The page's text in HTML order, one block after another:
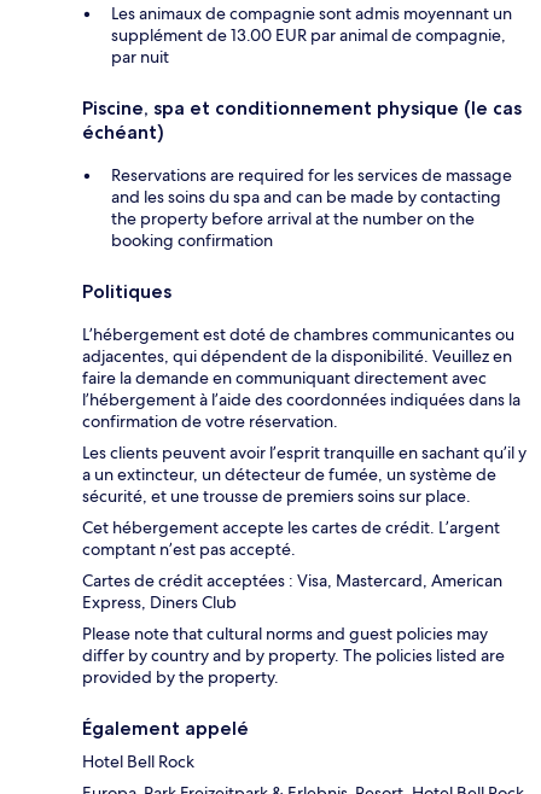
Les animaux de compagnie sont admis moyennant un
supplément de 13.00 EUR par animal de compagnie,
par nuit
Piscine, spa et conditionnement physique (le cas
échéant)
Reservations are required for les services de massage
and les soins du spa and can be made by contacting
the property before arrival at the number on the
booking confirmation
Politiques
L’hébergement est doté de chambres communicantes ou
adjacentes, qui dépendent de la disponibilité. Veuillez en
faire la demande en communiquant directement avec
l’hébergement à l’aide des coordonnées indiquées dans la
confirmation de votre réservation.
Les clients peuvent avoir l’esprit tranquille en sachant qu’il y
a un extincteur, un détecteur de fumée, un système de
sécurité, et une trousse de premiers soins sur place.
Cet hébergement accepte les cartes de crédit. L’argent
comptant n’est pas accepté.
Cartes de crédit acceptées : Visa, Mastercard, American
Express, Diners Club
Please note that cultural norms and guest policies may
differ by country and by property. The policies listed are
provided by the property.
Également appelé
Hotel Bell Rock